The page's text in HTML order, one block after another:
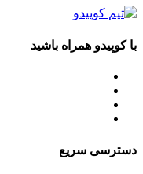
با کوپیدو همراه باشید
دسترسی سریع